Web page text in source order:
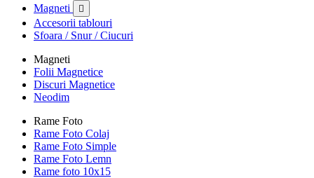
Magneti

Accesorii tablouri
Sfoara / Snur / Ciucuri
Magneti
Folii Magnetice
Discuri Magnetice
Neodim
Rame Foto
Rame Foto Colaj
Rame Foto Simple
Rame Foto Lemn
Rame foto 10x15